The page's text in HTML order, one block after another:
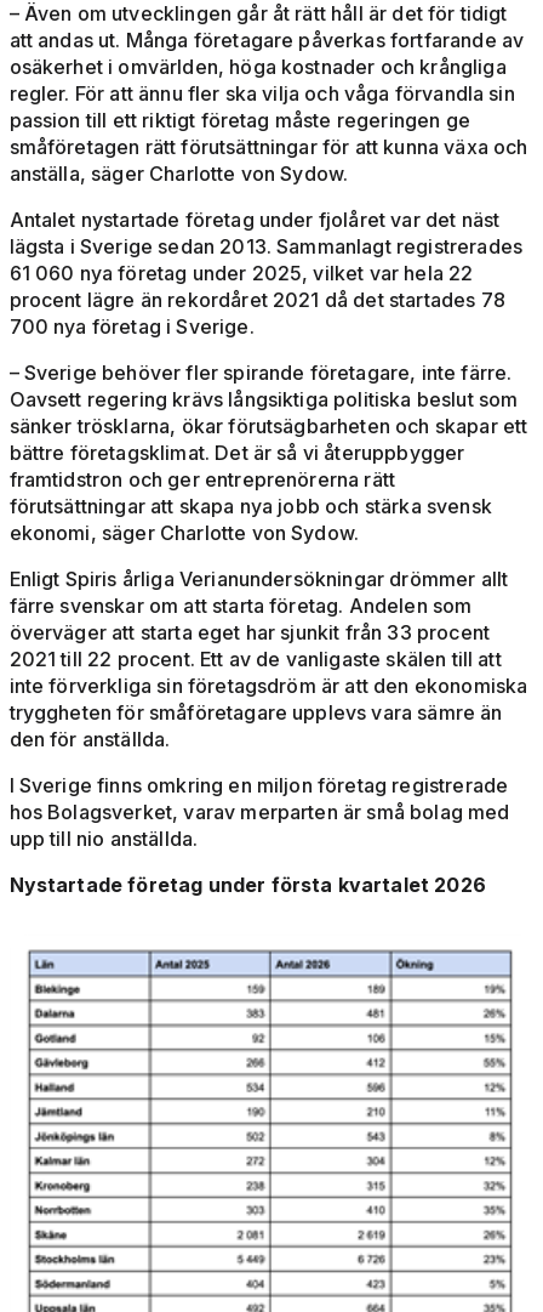
– Även om utvecklingen går åt rätt håll är det för tidigt
att andas ut. Många företagare påverkas fortfarande av
osäkerhet i omvärlden, höga kostnader och krångliga
regler. För att ännu fler ska vilja och våga förvandla sin
passion till ett riktigt företag måste regeringen ge
småföretagen rätt förutsättningar för att kunna växa och
anställa, säger Charlotte von Sydow.
Antalet nystartade företag under fjolåret var det näst
lägsta i Sverige sedan 2013. Sammanlagt registrerades
61 060 nya företag under 2025, vilket var hela 22
procent lägre än rekordåret 2021 då det startades 78
700 nya företag i Sverige.
– Sverige behöver fler spirande företagare, inte färre.
Oavsett regering krävs långsiktiga politiska beslut som
sänker trösklarna, ökar förutsägbarheten och skapar ett
bättre företagsklimat. Det är så vi återuppbygger
framtidstron och ger entreprenörerna rätt
förutsättningar att skapa nya jobb och stärka svensk
ekonomi, säger Charlotte von Sydow.
Enligt Spiris årliga Verianundersökningar drömmer allt
färre svenskar om att starta företag. Andelen som
överväger att starta eget har sjunkit från 33 procent
2021 till 22 procent. Ett av de vanligaste skälen till att
inte förverkliga sin företagsdröm är att den ekonomiska
tryggheten för småföretagare upplevs vara sämre än
den för anställda.
I Sverige finns omkring en miljon företag registrerade
hos Bolagsverket, varav merparten är små bolag med
upp till nio anställda.
Nystartade företag under första kvartalet 2026